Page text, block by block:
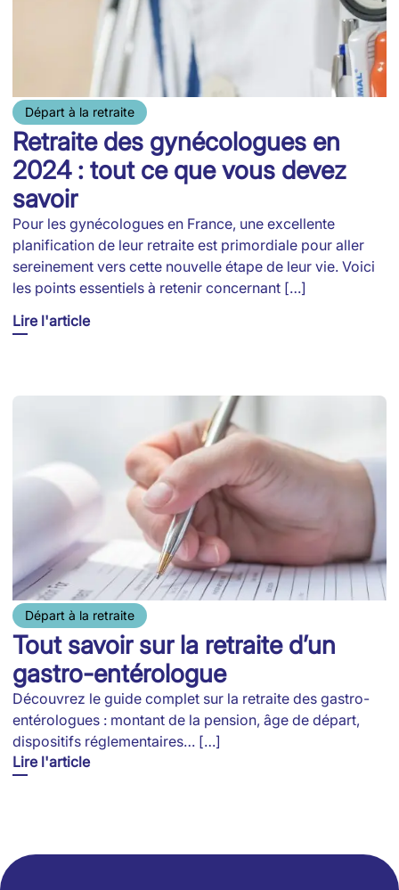
Départ à la retraite
Retraite des gynécologues en
2024 : tout ce que vous devez
savoir
Pour les gynécologues en France, une excellente
planification de leur retraite est primordiale pour aller
sereinement vers cette nouvelle étape de leur vie. Voici
les points essentiels à retenir concernant […]
Lire l'article
Départ à la retraite
Tout savoir sur la retraite d’un
gastro-entérologue
Découvrez le guide complet sur la retraite des gastro-
entérologues : montant de la pension, âge de départ,
dispositifs réglementaires… […]
Lire l'article